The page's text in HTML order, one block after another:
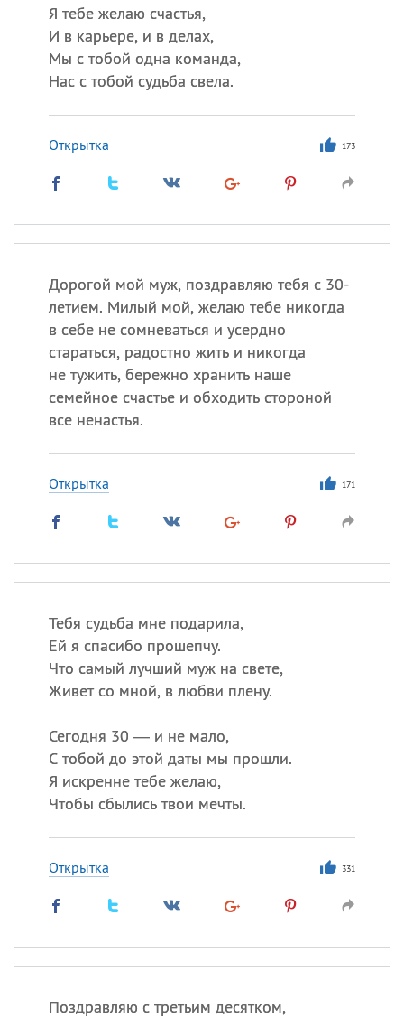
Я тебе желаю счастья,
И в карьере, и в делах,
Мы с тобой одна команда,
Нас с тобой судьба свела.
Открытка 173
Дорогой мой муж, поздравляю тебя с 30-
летием. Милый мой, желаю тебе никогда
в себе не сомневаться и усердно
стараться, радостно жить и никогда
не тужить, бережно хранить наше
семейное счастье и обходить стороной
все ненастья.
Открытка 171
Тебя судьба мне подарила,
Ей я спасибо прошепчу.
Что самый лучший муж на свете,
Живет со мной, в любви плену.
Сегодня 30 — и не мало,
С тобой до этой даты мы прошли.
Я искренне тебе желаю,
Чтобы сбылись твои мечты.
Открытка 331
Поздравляю с третьим десятком,